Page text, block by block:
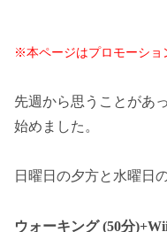
※本ページはプロモーショ
先週から思うことがあ
始めました。
日曜日の夕方と水曜日
ウォーキング (50分